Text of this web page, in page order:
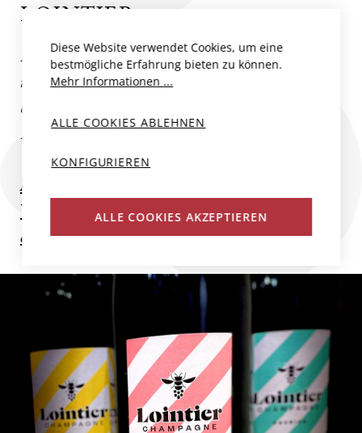
LOINTIER
Im grünen Herzen der Champagne, im
idyllischen Tal des Marne bei Crézancy,
betreiben Jean-Baptiste und Hélène
Lointier ihren kleinen,...
Mehr zum Produzent
Weitere Champagner und Schaumweine
des Produzenten
Diese Website verwendet Cookies, um eine
bestmögliche Erfahrung bieten zu können.
Mehr Informationen ...
ALLE COOKIES ABLEHNEN
KONFIGURIEREN
ALLE COOKIES AKZEPTIEREN